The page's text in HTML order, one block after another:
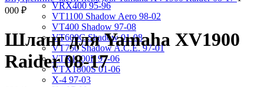
VRX400 95-96
VT1100 Shadow Aero 98-02
VT400 Shadow 97-08
VT600C Shadow 01-08
VT750 Shadow A.C.E. 97-01
VTR1000F 97-06
VTX1800S 01-06
X-4 97-03
000 ₽
Шланг для Yamaha XV1900
Raider 08-17